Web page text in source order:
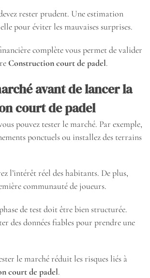
rester prudent. Une estimation
pour éviter les mauvaises surprises.
complète vous permet de valider
Construction court de padel.
avant de lancer la
court de padel
pouvez tester le marché. Par exemple,
ponctuels ou installez des terrains
l’intérêt réel des habitants. De plus,
communauté de joueurs.
de test doit être bien structurée.
des données fiables pour prendre une
le marché réduit les risques liés à
court de padel.